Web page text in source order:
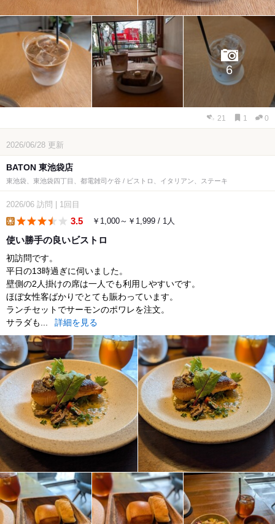
6
21 1 0
2026/06/28 更新
BATON 東池袋店
東池袋、東池袋四丁目、都電雑司ケ谷 / ビストロ、イタリアン、ステーキ
2026/06 訪問 | 1回目
3.5 ￥1,000～￥1,999 / 1人
使い勝手の良いビストロ
初訪問です。
平日の13時過ぎに伺いました。
壁側の2人掛けの席は一人でも利用しやすいです。
ほぼ女性客ばかりでとても賑わっています。
ランチセットでサーモンのポワレを注文。
サラダも...
詳細を見る